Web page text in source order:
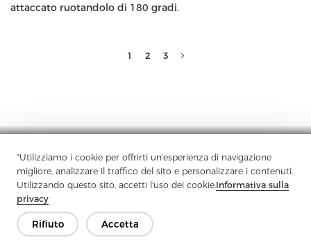
"Utilizziamo i cookie per offrirti un'esperienza di navigazione
migliore, analizzare il traffico del sito e personalizzare i contenuti.
Utilizzando questo sito, accetti l'uso dei cookie.Informativa sulla
privacy
Rifiuto Accetta
attaccato ruotandolo di 180 gradi.
1 2 3
Azienda Prodotto Soluzione Vantaggio Media
FAQ
Contatto
Copyright © 2026 Jiaxing Rainbow Interlining Co., Ltd.